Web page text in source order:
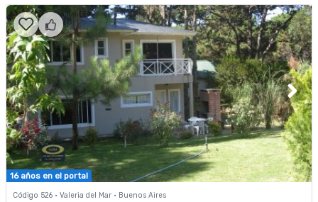
16 años en el portal
Código 526 · Valeria del Mar · Buenos Aires